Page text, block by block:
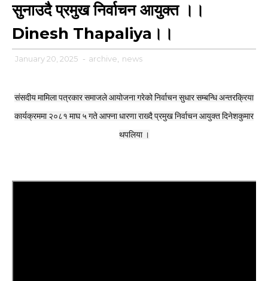
सुनाउदै प्रमुख निर्वाचन आयुक्त ।।
Dinesh Thapaliya।।
January 20, 2025 - archive, news
संसदीय मामिला पत्रकार समाजले आयोजना गरेको निर्वाचन सुधार सम्बन्धि अन्तरक्रिया
कार्यक्रममा २०८१ माघ ५ गते आफ्ना धारणा राख्दै प्रमुख निर्वाचन आयुक्त दिनेशकुमार
थपलिया ।